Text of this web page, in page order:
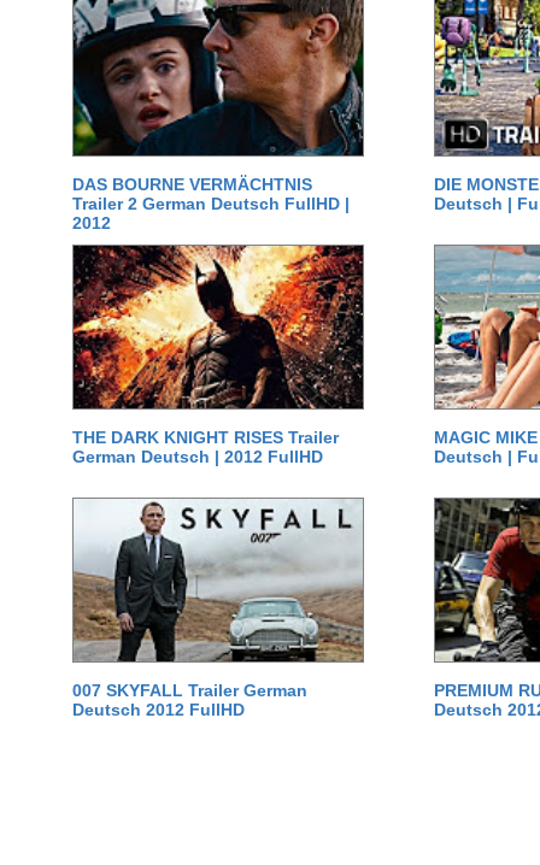
DAS BOURNE VERMÄCHTNIS
Trailer 2 German Deutsch FullHD |
2012
DIE
Deutsch |
THE DARK KNIGHT RISES Trailer
German Deutsch | 2012 FullHD
MAGIC
Deutsch |
007 SKYFALL Trailer German
Deutsch 2012 FullHD
PREMIUM
Deutsch